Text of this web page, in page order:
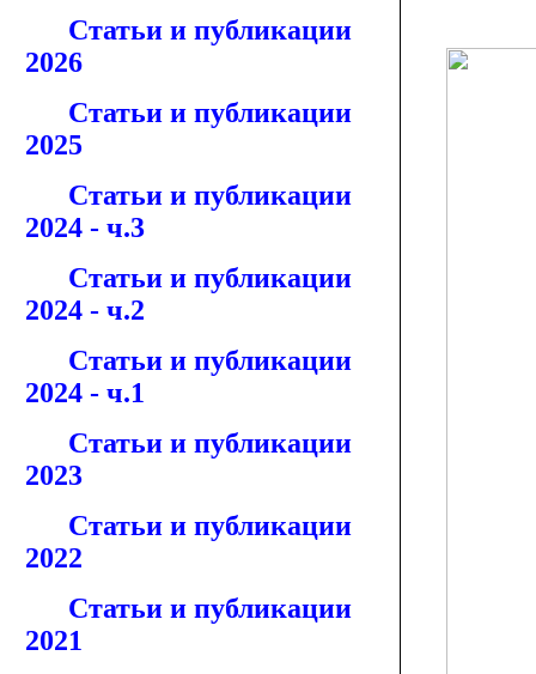
Статьи и публикации
2026
Статьи и публикации
2025
Статьи и публикации
2024 - ч.3
Статьи и публикации
2024 - ч.2
Статьи и публикации
2024 - ч.1
Статьи и публикации
2023
Статьи и публикации
2022
Статьи и публикации
2021